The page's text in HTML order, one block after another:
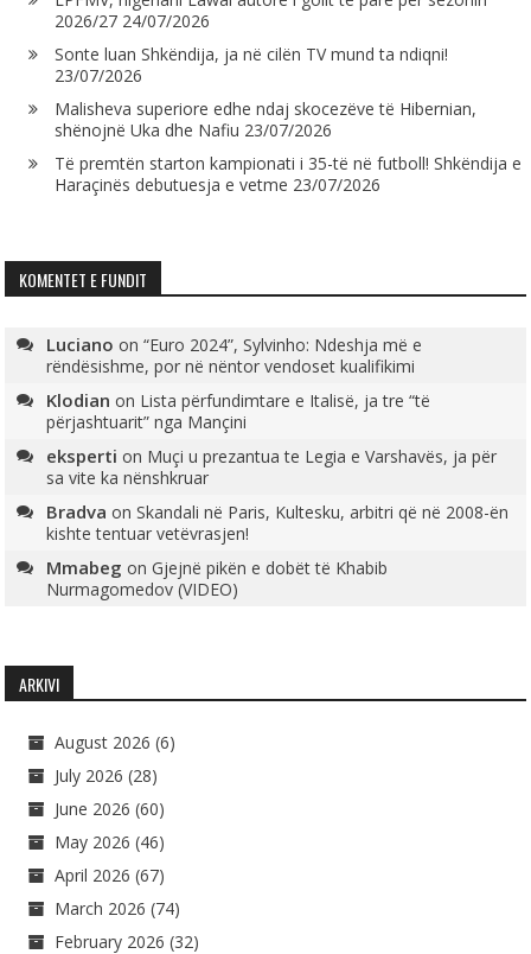
2026/27 24/07/2026
Sonte luan Shkëndija, ja në cilën TV mund ta ndiqni!
23/07/2026
Malisheva superiore edhe ndaj skocezëve të Hibernian,
shënojnë Uka dhe Nafiu 23/07/2026
Të premtën starton kampionati i 35-të në futboll! Shkëndija e
Haraçinës debutuesja e vetme 23/07/2026
KOMENTET E FUNDIT
Luciano on“Euro 2024”, Sylvinho: Ndeshja më e
rëndësishme, por në nëntor vendoset kualifikimi
Klodian on Lista përfundimtare e Italisë, ja tre “të
përjashtuarit” nga Mançini
eksperti on Muçi u prezantua te Legia e Varshavës, ja për
sa vite ka nënshkruar
Bradva onSkandali në Paris, Kultesku, arbitri që në 2008-ën
kishte tentuar vetëvrasjen!
Mmabeg onGjejnë pikën e dobët të Khabib
Nurmagomedov (VIDEO)
ARKIVI
August 2026 (6)
July 2026 (28)
June 2026 (60)
May 2026 (46)
April 2026 (67)
March 2026 (74)
February 2026 (32)